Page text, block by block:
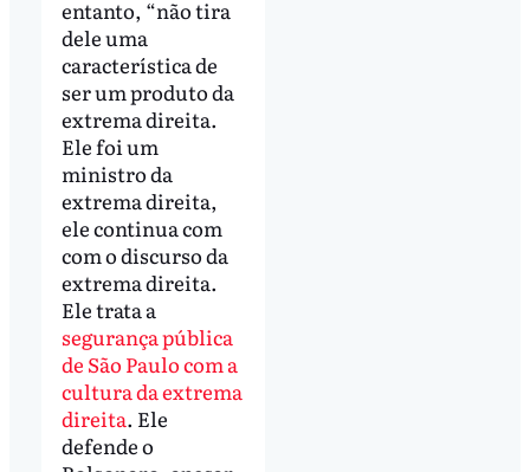
entanto, “não tira
dele uma
característica de
ser um produto da
extrema direita.
Ele foi um
ministro da
extrema direita,
ele continua com
com o discurso da
extrema direita.
Ele trata a
segurança pública
de São Paulo com a
cultura da extrema
direita. Ele
defende o